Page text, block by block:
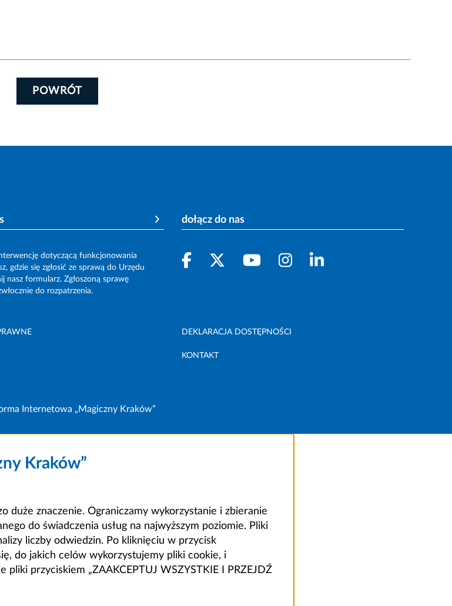
POWRÓT
dotyczącą funkcjonowania
gdzie się zgłosić ze sprawą do Urzędu
nasz formularz. Zgłoszoną sprawę
do rozpatrzenia.
dołącz do nas
DEKLARACJA DOSTĘPNOŚCI
KONTAKT
Internetowa „Magiczny Kraków”
Kraków”
duże znaczenie. Ograniczamy wykorzystanie i zbieranie
do świadczenia usług na najwyższym poziomie. Pliki
liczby odwiedzin. Po kliknięciu w przycisk
do jakich celów wykorzystujemy pliki cookie, i
przyciskiem „ZAAKCEPTUJ WSZYSTKIE I PRZEJDŹ